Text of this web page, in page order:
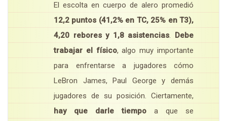
El escolta en cuerpo de alero promedió
12,2 puntos (41,2% en TC, 25% en T3),
4,20 rebores y 1,8 asistencias.
Debe
trabajar el físico, algo muy importante
para enfrentarse a jugadores cómo
LeBron James, Paul George y demás
jugadores de su posición. Ciertamente,
hay que darle tiempo a que se